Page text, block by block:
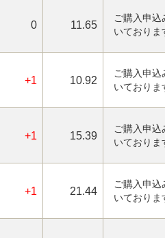
0 11.65
ご購入申
いておりま
+1 10.92
ご購入申
いておりま
+1 15.39
ご購入申
いておりま
+1 21.44
ご購入申
いておりま